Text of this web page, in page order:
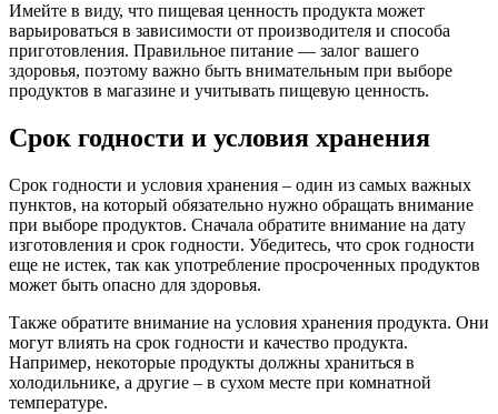
Имейте в виду, что пищевая ценность продукта может
варьироваться в зависимости от производителя и способа
приготовления. Правильное питание — залог вашего
здоровья, поэтому важно быть внимательным при выборе
продуктов в магазине и учитывать пищевую ценность.
Срок годности и условия хранения
Срок годности и условия хранения – один из самых важных
пунктов, на который обязательно нужно обращать внимание
при выборе продуктов. Сначала обратите внимание на дату
изготовления и срок годности. Убедитесь, что срок годности
еще не истек, так как употребление просроченных продуктов
может быть опасно для здоровья.
Также обратите внимание на условия хранения продукта. Они
могут влиять на срок годности и качество продукта.
Например, некоторые продукты должны храниться в
холодильнике, а другие – в сухом месте при комнатной
температуре.